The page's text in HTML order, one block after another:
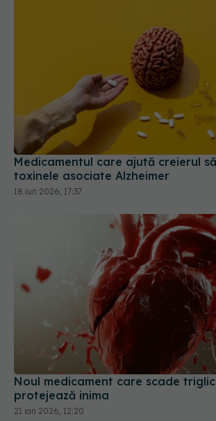
Medicamentul care ajută creierul
toxinele asociate Alzheimer
18 iun 2026, 17:37
Noul medicament care scade
protejează inima
21 ian 2026, 12:20